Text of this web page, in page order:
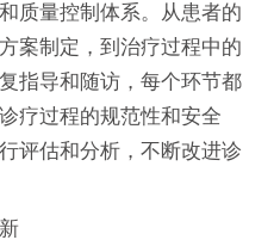
质量控制体系。从患者的
案制定，到治疗过程中的
指导和随访，每个环节都
疗过程的规范性和安全
评估和分析，不断改进诊